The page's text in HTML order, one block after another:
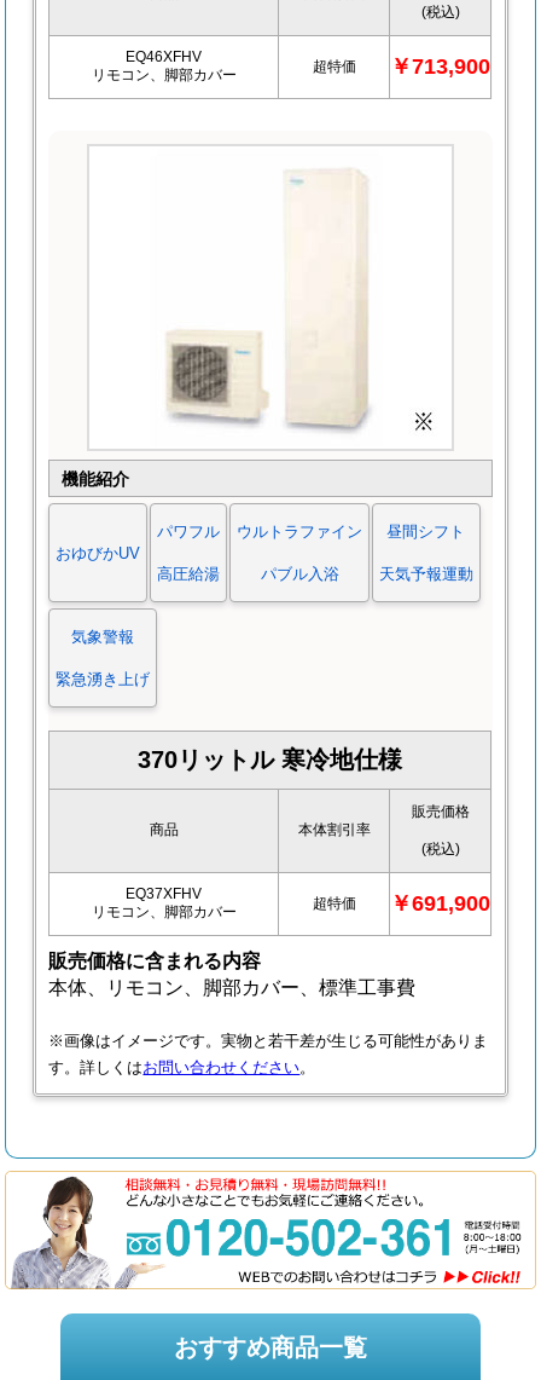
(税込)
EQ46XFHV
リモコン、脚部カバー
超特価 ￥713,900
機能紹介
おゆびかUV
パワフル
高圧給湯
ウルトラファイン
パブル入浴
昼間シフト
天気予報運動
気象警報
緊急湧き上げ
370リットル 寒冷地仕様
商品 本体割引率
販売価格
(税込)
EQ37XFHV
リモコン、脚部カバー
超特価 ￥691,900
販売価格に含まれる内容
本体、リモコン、脚部カバー、標準工事費
※画像はイメージです。実物と若干差が生じる可能性がありま
す。詳しくはお問い合わせください。
おすすめ商品一覧